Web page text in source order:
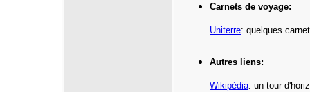
Carnets de voyage:
Uniterre: quelques
Autres liens:
Wikipédia: un tour